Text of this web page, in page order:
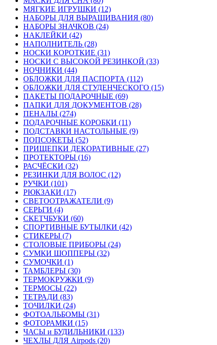
МЯГКИЕ ИГРУШКИ (12)
НАБОРЫ ДЛЯ ВЫРАЩИВАНИЯ (80)
НАБОРЫ ЗНАЧКОВ (24)
НАКЛЕЙКИ (42)
НАПОЛНИТЕЛЬ (28)
НОСКИ КОРОТКИЕ (31)
НОСКИ С ВЫСОКОЙ РЕЗИНКОЙ (33)
НОЧНИКИ (44)
ОБЛОЖКИ ДЛЯ ПАСПОРТА (112)
ОБЛОЖКИ ДЛЯ СТУДЕНЧЕСКОГО (15)
ПАКЕТЫ ПОДАРОЧНЫЕ (69)
ПАПКИ ДЛЯ ДОКУМЕНТОВ (28)
ПЕНАЛЫ (274)
ПОДАРОЧНЫЕ КОРОБКИ (11)
ПОДСТАВКИ НАСТОЛЬНЫЕ (9)
ПОПСОКЕТЫ (52)
ПРИЩЕПКИ ДЕКОРАТИВНЫЕ (27)
ПРОТЕКТОРЫ (16)
РАСЧЁСКИ (32)
РЕЗИНКИ ДЛЯ ВОЛОС (12)
РУЧКИ (101)
РЮКЗАКИ (17)
СВЕТООТРАЖАТЕЛИ (9)
СЕРЬГИ (4)
СКЕТЧБУКИ (60)
СПОРТИВНЫЕ БУТЫЛКИ (42)
СТИКЕРЫ (7)
СТОЛОВЫЕ ПРИБОРЫ (24)
СУМКИ ШОППЕРЫ (32)
СУМОЧКИ (1)
ТАМБЛЕРЫ (30)
ТЕРМОКРУЖКИ (9)
ТЕРМОСЫ (22)
ТЕТРАДИ (83)
ТОЧИЛКИ (24)
ФОТОАЛЬБОМЫ (31)
ФОТОРАМКИ (15)
ЧАСЫ и БУДИЛЬНИКИ (133)
ЧЕХЛЫ ДЛЯ Airpods (20)